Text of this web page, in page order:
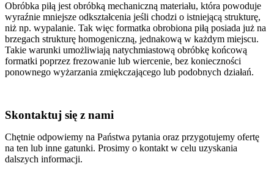
Obróbka piłą jest obróbką mechaniczną materiału, która powoduje
wyraźnie mniejsze odkształcenia jeśli chodzi o istniejącą strukturę,
niż np. wypalanie. Tak więc formatka obrobiona piłą posiada już na
brzegach strukturę homogeniczną, jednakową w każdym miejscu.
Takie warunki umożliwiają natychmiastową obróbkę końcową
formatki poprzez frezowanie lub wiercenie, bez konieczności
ponownego wyżarzania zmiękczającego lub podobnych działań.
Skontaktuj się z nami
Chętnie odpowiemy na Państwa pytania oraz przygotujemy ofertę
na ten lub inne gatunki. Prosimy o kontakt w celu uzyskania
dalszych informacji.